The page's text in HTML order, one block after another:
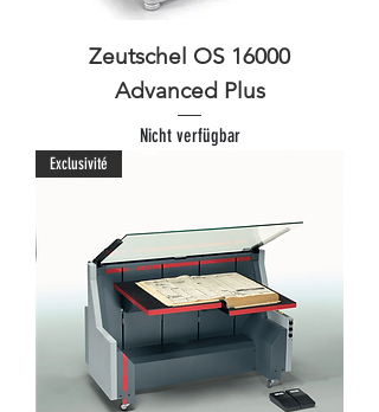
Zeutschel OS 16000
Advanced Plus
Nicht verfügbar
Exclusivité